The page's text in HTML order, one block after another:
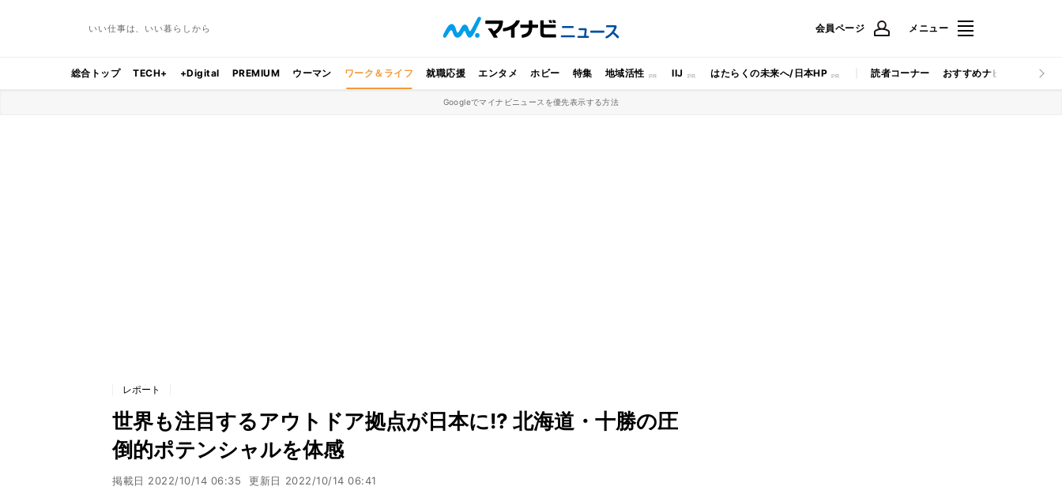
いい仕事は、いい暮らしから 会員ページ メニュー
総合トップ TECH+ +Digital PREMIUM ウーマン ワーク＆ライフ 就職応援 エンタメ ホビー 特集 地域活性 IIJ はたらくの未来へ/日本HP 読者コーナー おすすめナビ マイナビ
Googleでマイナビニュースを優先表示する方法
レポート
世界も注目するアウトドア拠点が日本に!? 北海道・十勝の圧
倒的ポテンシャルを体感
掲載日 2022/10/14 06:35 更新日 2022/10/14 06:41